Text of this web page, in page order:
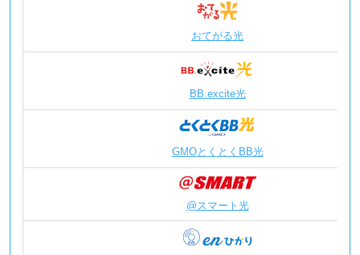
おてがる光
BB.excite光
GMOとくとくBB光
@スマート光